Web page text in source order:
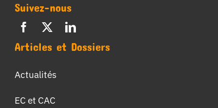
Suivez-nous
Articles et Dossiers
Actualités
EC et CAC